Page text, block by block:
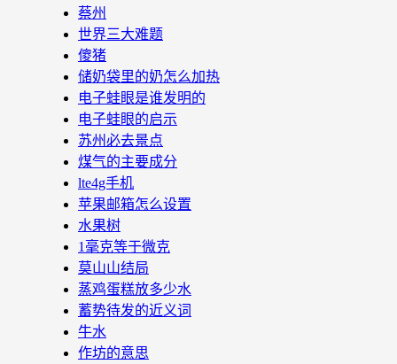
蔡州
世界三大难题
傻猪
储奶袋里的奶怎么加热
电子蛙眼是谁发明的
电子蛙眼的启示
苏州必去景点
煤气的主要成分
lte4g手机
苹果邮箱怎么设置
水果树
1毫克等于微克
莫山山结局
蒸鸡蛋糕放多少水
蓄势待发的近义词
牛水
作坊的意思